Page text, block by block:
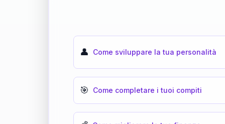
👤 Come sviluppare la tua personalità
🎯 Come completare i tuoi compiti